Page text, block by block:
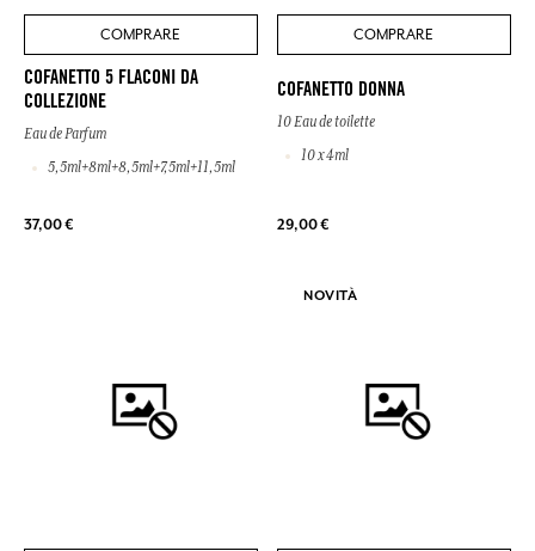
COMPRARE
COFANETTO 5 FLACONI DA
COLLEZIONE
Eau de Parfum
5,5ml+8ml+8,5ml+7,5ml+11,5ml
37,00 €
COMPRARE
COFANETTO DONNA
10 Eau de toilette
10 x 4ml
29,00 €
NOVITÀ